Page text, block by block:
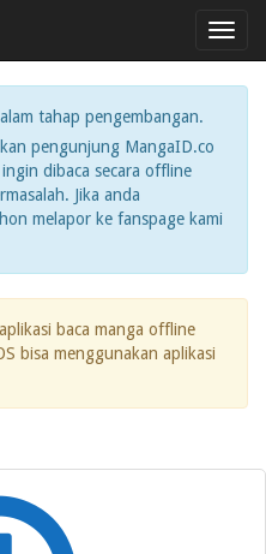
tahap pengembangan.
pengunjung MangaID.co
dibaca secara offline
Jika anda
melapor ke fanspage kami
baca manga offline
bisa menggunakan aplikasi